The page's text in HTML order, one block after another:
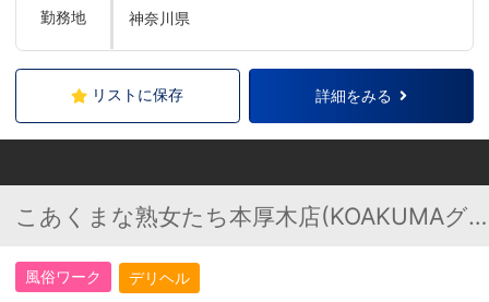
勤務地 神奈川県
リストに保存 詳細をみる
こあくまな熟女たち本厚木店(KOAKUMAグ
風俗ワーク デリヘル